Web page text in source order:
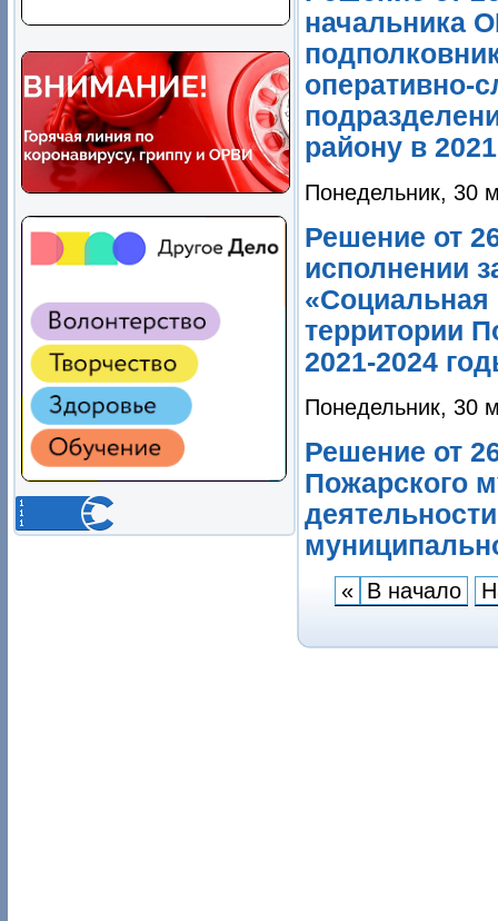
начальника
оперативно-
району в
Понедельник, 30
Решение от
исполнении
территории
2021-2024
Понедельник, 30
Решение от
Пожарского
« В начало